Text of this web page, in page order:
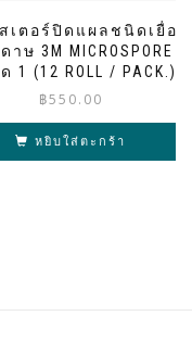
เตอร์ปิดแผลชนิดเยื่อ
าษ 3M MICROSPORE
1 (12 ROLL / PACK.)
฿550.00
หยิบใส่ตะกร้า